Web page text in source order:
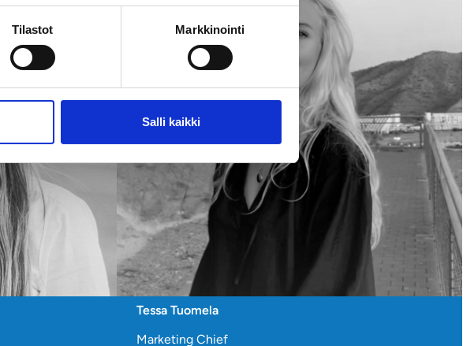
Tilastot Markkinointi
Salli kaikki
Tessa Tuomela
Marketing Chief